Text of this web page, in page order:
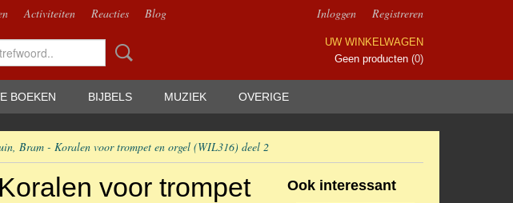
Activiteiten Reacties Blog Inloggen Registreren
UW WINKELWAGEN
Geen producten (0)
BOEKEN BIJBELS MUZIEK OVERIGE
Bram - Koralen voor trompet en orgel (WIL316) deel 2
voor trompet
Ook interessant